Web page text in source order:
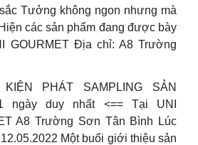
Tưởng không ngon nhưng mà
các sản phẩm đang được bày
GOURMET Địa chỉ: A8 Trường
KIỆN PHÁT SAMPLING SẢN
ngày duy nhất <== Tại UNI
A8 Trường Sơn Tân Bình Lúc
Một buổi giới thiệu sản